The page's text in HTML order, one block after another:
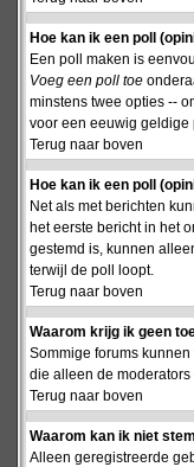
Hoe kan ik een poll
Een poll maken is
Voeg een poll toe
minstens twee opties --
voor een eeuwig geldige
Terug naar boven
Hoe kan ik een poll
Net als met berichten
het eerste bericht in het
gestemd is, kunnen
terwijl de poll loopt.
Terug naar boven
Waarom krijg ik geen
Sommige forums
die alleen de
Terug naar boven
Waarom kan ik niet
Alleen geregistreerde